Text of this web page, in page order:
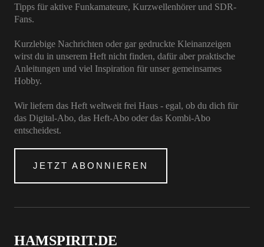
Tipps für aktive Funkamateure, Kurzwellenhörer und SDR-
Fans.
Kurzlebige Nachrichten oder gar gedruckte Kleinanzeigen
wirst du in unserem Heft nicht finden, dafür aber praktische
Anleitungen und viel Inspiration für unser gemeinsames
Hobby.
Wir liefern das Heft weltweit frei Haus - egal, ob du dich für
das Digital-Abo, das Heft-Abo oder das Kombi-Abo
entscheidest.
JETZT ABONNIEREN
HAMSPIRIT.DE